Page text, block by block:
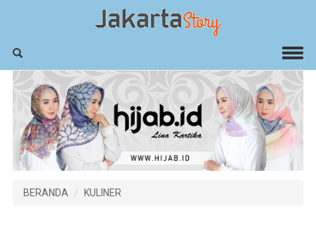
BERANDA KULINER